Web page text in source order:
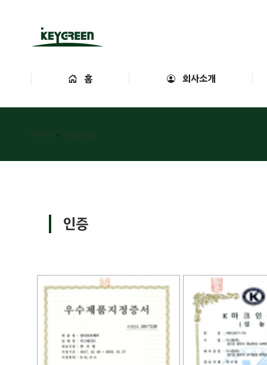
홈 회사소개
You are here:
Home 인증/수상
인증